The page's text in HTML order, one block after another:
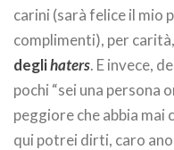
carini (sarà felice il mio
complimenti), per
deglihaters. E invece,
pochi “sei una persona
peggiore che abbia
qui potrei dirti, caro